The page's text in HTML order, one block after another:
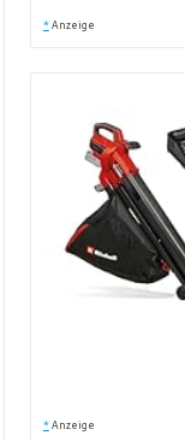
* Anzeige
* Anzeige